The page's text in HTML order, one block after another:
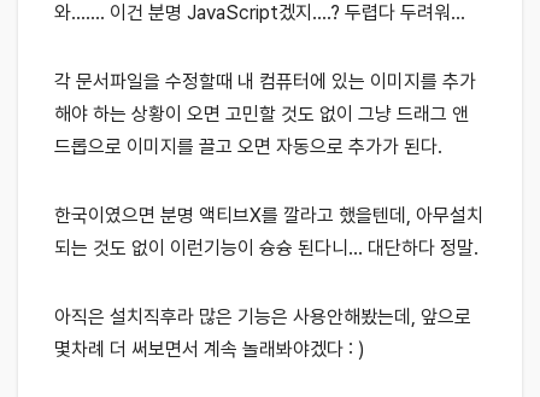
와……. 이건 분명 JavaScript겠지….? 두렵다 두려워…
각 문서파일을 수정할때 내 컴퓨터에 있는 이미지를 추가
해야 하는 상황이 오면 고민할 것도 없이 그냥 드래그 앤
드롭으로 이미지를 끌고 오면 자동으로 추가가 된다.
한국이였으면 분명 액티브X를 깔라고 했을텐데, 아무설치
되는 것도 없이 이런기능이 슝슝 된다니… 대단하다 정말.
아직은 설치직후라 많은 기능은 사용안해봤는데, 앞으로
몇차례 더 써보면서 계속 놀래봐야겠다 : )